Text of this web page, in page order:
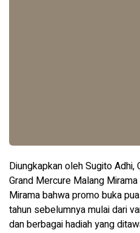
Diungkapkan oleh Sugito
Grand Mercure Malang
Mirama bahwa promo buka
tahun sebelumnya mulai dari
dan berbagai hadiah yang